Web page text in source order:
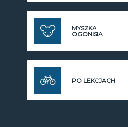
MYSZKA
OGONISIA
PO LEKCJACH